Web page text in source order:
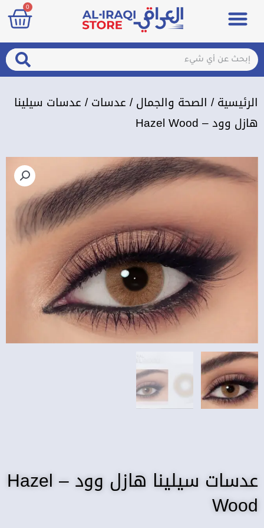
Menu
0
Search
الرئيسية/ الصحة والجمال/عدسات/ عدسات سيلينا
هازل وود – Hazel Wood
عدسات سيلينا هازل وود – Hazel
Wood